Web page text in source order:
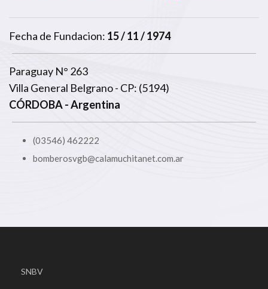
Fecha de Fundacion: 15 / 11 / 1974
Paraguay N° 263
Villa General Belgrano - CP: (5194)
CÓRDOBA- Argentina
(03546) 462222
bomberosvgb@calamuchitanet.com.ar
SNBV